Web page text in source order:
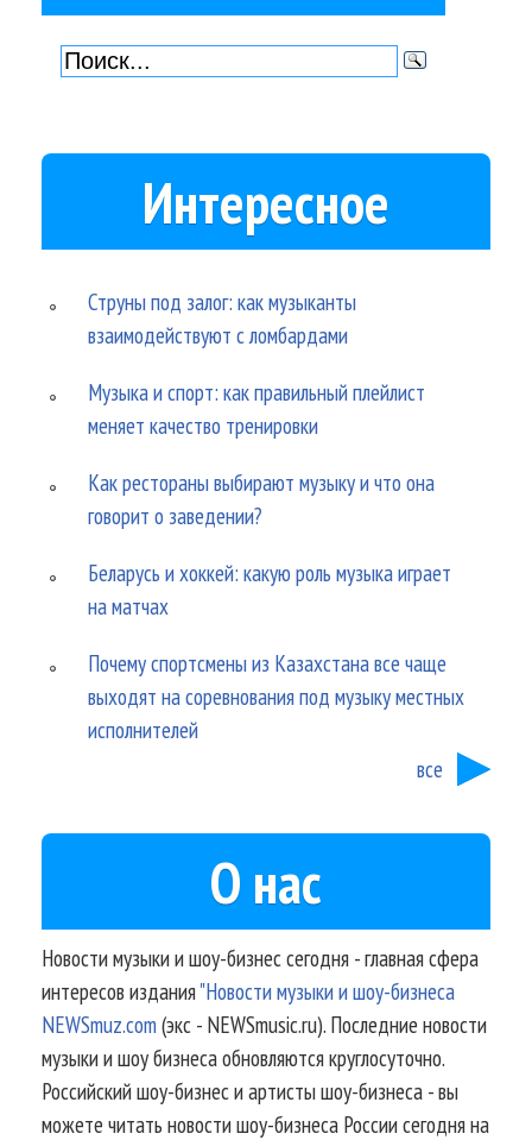
Интересное
Струны под залог: как музыканты
взаимодействуют с ломбардами
Музыка и спорт: как правильный плейлист
меняет качество тренировки
Как рестораны выбирают музыку и что она
говорит о заведении?
Беларусь и хоккей: какую роль музыка играет
на матчах
Почему спортсмены из Казахстана все чаще
выходят на соревнования под музыку местных
исполнителей
все
О нас
Новости музыки и шоу-бизнес сегодня - главная сфера
интересов издания"Новости музыки и шоу-бизнеса
NEWSmuz.com(экс - NEWSmusic.ru). Последние новости
музыки и шоу бизнеса обновляются круглосуточно.
Российский шоу-бизнес и артисты шоу-бизнеса - вы
можете читать новости шоу-бизнеса России сегодня на